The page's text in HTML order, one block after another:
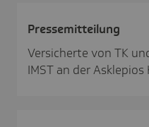
Pres­se­mit­tei­lung
Versicherte von TK
IMST an der Asklepios